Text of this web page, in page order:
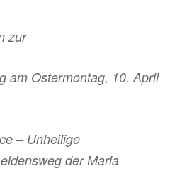
zur
am Ostermontag, 10. April
– Unheilige
der Maria